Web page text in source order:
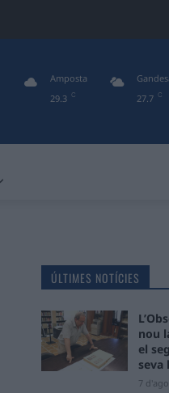
29.3 C
Amposta
27.7 C
ÚLTIMES NOTÍCIES
nou
el
seva
7